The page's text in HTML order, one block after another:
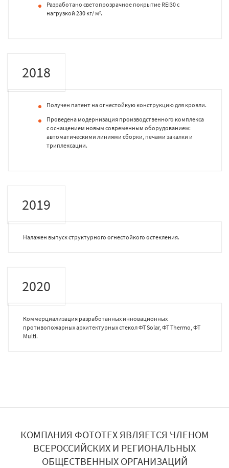
Разработано светопрозрачное покрытие REI30 c
нагрузкой 230 кг/ м2.
2018
Получен патент на огнестойкую конструкцию для кровли.
Проведена модернизация производственного комплекса
с оснащением новым современным оборудованием:
автоматическими линиями сборки, печами закалки и
триплексации.
2019
Налажен выпуск структурного огнестойкого остекления.
2020
Коммерциализация разработанных инновационных
противопожарных архитектурных стекол ФТ Solar, ФТ Thermo, ФТ
Multi.
КОМПАНИЯ ФОТОТЕХ ЯВЛЯЕТСЯ ЧЛЕНОМ
ВСЕРОССИЙСКИХ И РЕГИОНАЛЬНЫХ
ОБЩЕСТВЕННЫХ ОРГАНИЗАЦИЙ